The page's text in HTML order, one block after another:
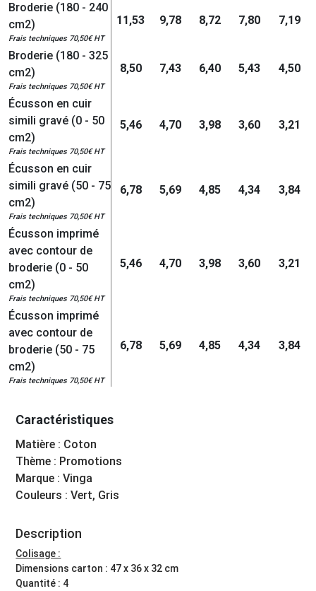
Broderie (180 - 240
cm2)
Frais techniques 70,50€ HT
11,53 9,78 8,72 7,80 7,19
Broderie (180 - 325
cm2)
Frais techniques 70,50€ HT
8,50 7,43 6,40 5,43 4,50
Écusson en cuir
simili gravé (0 - 50
cm2)
Frais techniques 70,50€ HT
5,46 4,70 3,98 3,60 3,21
Écusson en cuir
simili gravé (50 - 75
cm2)
Frais techniques 70,50€ HT
6,78 5,69 4,85 4,34 3,84
Écusson imprimé
avec contour de
broderie (0 - 50
cm2)
Frais techniques 70,50€ HT
5,46 4,70 3,98 3,60 3,21
Écusson imprimé
avec contour de
broderie (50 - 75
cm2)
Frais techniques 70,50€ HT
6,78 5,69 4,85 4,34 3,84
Caractéristiques
Matière : Coton
Thème : Promotions
Marque : Vinga
Couleurs : Vert, Gris
Description
Colisage :
Dimensions carton : 47 x 36 x 32 cm
Quantité : 4